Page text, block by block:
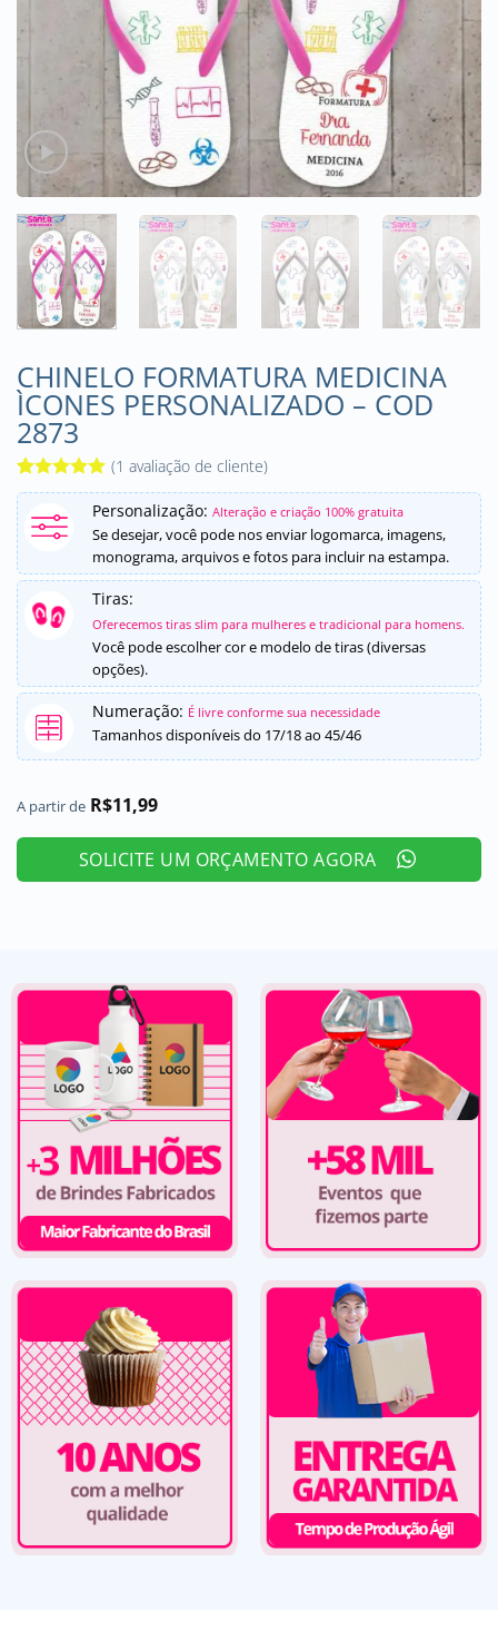
CHINELO FORMATURA MEDICINA
ÌCONES PERSONALIZADO – COD
2873
Avaliado
como
de
5, com
baseado em
1
avaliação
de cliente
(1 avaliação de cliente)
Personalização: Alteração e criação 100% gratuita
Se desejar, você pode nos enviar logomarca, imagens,
monograma, arquivos e fotos para incluir na estampa.
Tiras:
Oferecemos tiras slim para mulheres e tradicional para homens.
Você pode escolher cor e modelo de tiras (diversas
opções).
Numeração: É livre conforme sua necessidade
Tamanhos disponíveis do 17/18 ao 45/46
A partir de R$11,99
SOLICITE UM ORÇAMENTO AGORA